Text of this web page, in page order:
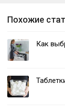
Похожие
Как